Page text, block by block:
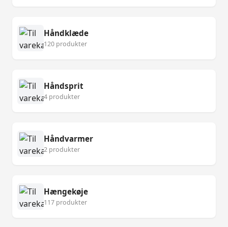
Håndklæde
120 produkter
Håndsprit
4 produkter
Håndvarmer
2 produkter
Hængekøje
117 produkter